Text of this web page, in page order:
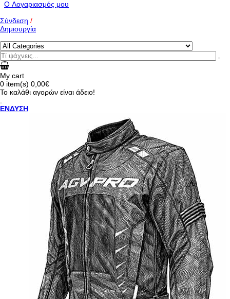
O Λογαριασμός μου
Σύνδεση /
Δημιουργία
My cart
0 item(s) 0,00€
Το καλάθι αγορών είναι άδειο!
ΕΝΔΥΣΗ